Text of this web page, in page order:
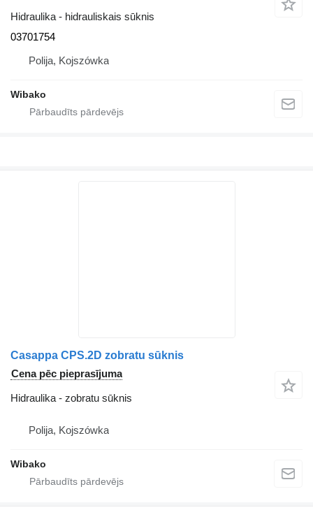
Hidraulika - hidrauliskais sūknis
03701754
Polija, Kojszówka
Wibako
Casappa CPS.2D zobratu sūknis
Cena pēc pieprasījuma
Hidraulika - zobratu sūknis
Polija, Kojszówka
Wibako